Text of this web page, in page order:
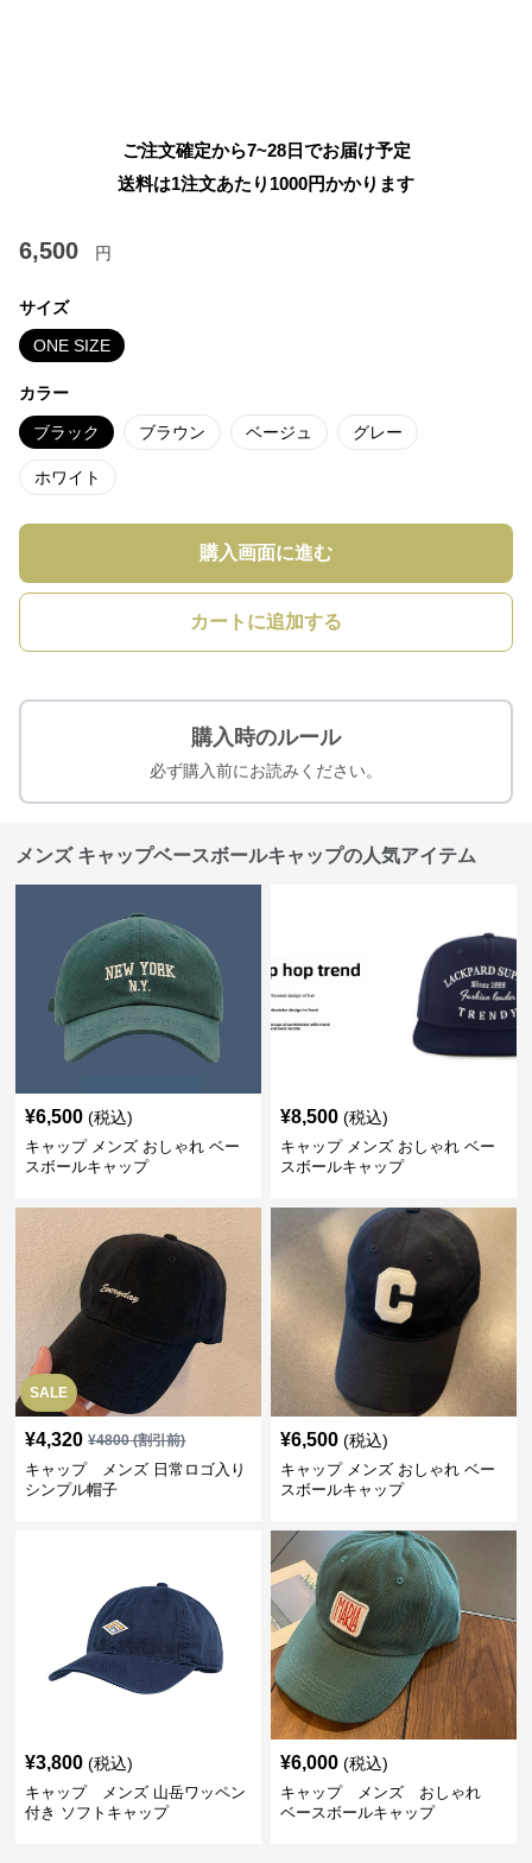
ご注文確定から7~28日でお届け予定
送料は1注文あたり 1000円かかります
6,500 円
サイズ
ONE SIZE
カラー
ブラック ブラウン ベージュ グレー
ホワイト
購入画面に進む
カートに追加する
購入時のルール
必ず購入前にお読みください。
メンズ キャップベースボールキャップの人気アイテム
¥6,500 (税込)
キャップ メンズ おしゃれ ベー
スボールキャップ
¥8,500 (税込)
キャップ メンズ おしゃれ ベー
スボールキャップ
SALE
¥4,320 ¥4800(割引前)
キャップ メンズ 日常ロゴ入り
シンプル帽子
¥6,500 (税込)
キャップ メンズ おしゃれ ベー
スボールキャップ
¥3,800 (税込)
キャップ メンズ 山岳ワッペン
付き ソフトキャップ
¥6,000 (税込)
キャップ メンズ おしゃれ
ベースボールキャップ